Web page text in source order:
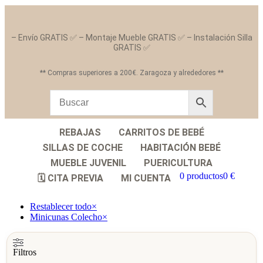
– Envío GRATIS ✅ – Montaje Mueble GRATIS ✅ – Instalación Silla
GRATIS ✅
** Compras superiores a 200€. Zaragoza y alrededores **
REBAJAS
CARRITOS DE BEBÉ
SILLAS DE COCHE
HABITACIÓN BEBÉ
MUEBLE JUVENIL
PUERICULTURA
🗓️ CITA PREVIA
MI CUENTA 0 productos0 €
Restablecer todo×
Minicunas Colecho×
Filtros